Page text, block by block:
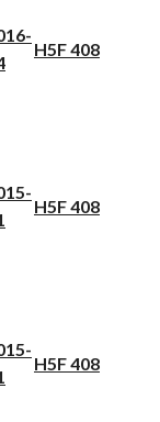
H5F 408
H5F 408
H5F 408